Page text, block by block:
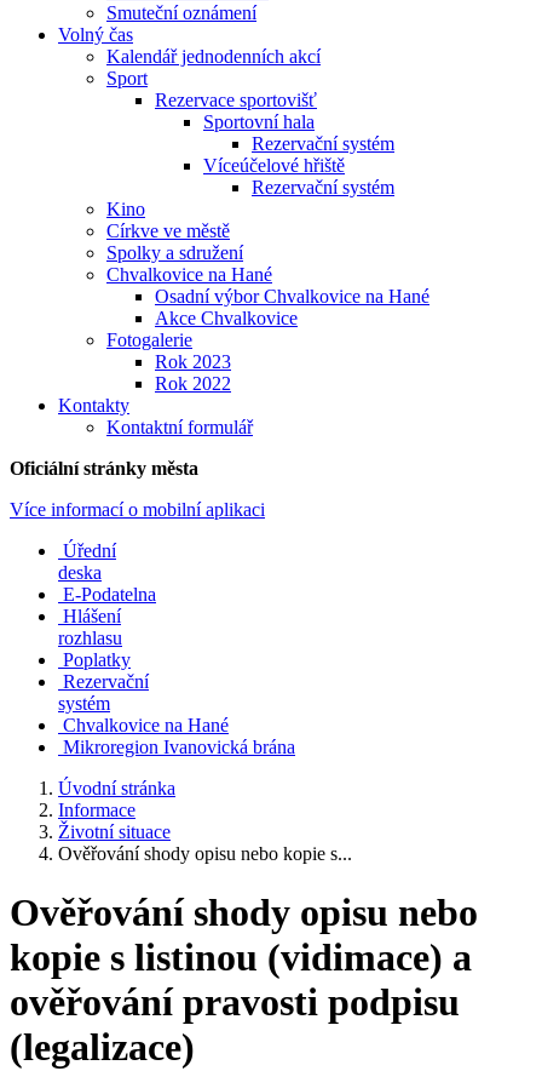
Smuteční oznámení
Volný čas
Kalendář jednodenních akcí
Sport
Rezervace sportovišť
Sportovní hala
Rezervační systém
Víceúčelové hřiště
Rezervační systém
Kino
Církve ve městě
Spolky a sdružení
Chvalkovice na Hané
Osadní výbor Chvalkovice na Hané
Akce Chvalkovice
Fotogalerie
Rok 2023
Rok 2022
Kontakty
Kontaktní formulář
Oficiální stránky města
Více informací o mobilní aplikaci
Úřední
deska
E-Podatelna
Hlášení
rozhlasu
Poplatky
Rezervační
systém
Chvalkovice na Hané
Mikroregion Ivanovická brána
Úvodní stránka
Informace
Životní situace
Ověřování shody opisu nebo kopie s...
Ověřování shody opisu nebo
kopie s listinou (vidimace) a
ověřování pravosti podpisu
(legalizace)